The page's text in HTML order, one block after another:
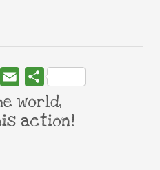
WhatsApp
Email Share
world,
action!